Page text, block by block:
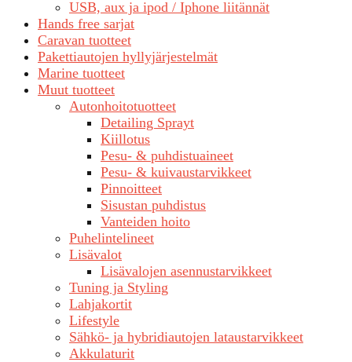
USB, aux ja ipod / Iphone liitännät
Hands free sarjat
Caravan tuotteet
Pakettiautojen hyllyjärjestelmät
Marine tuotteet
Muut tuotteet
Autonhoitotuotteet
Detailing Sprayt
Kiillotus
Pesu- & puhdistuaineet
Pesu- & kuivaustarvikkeet
Pinnoitteet
Sisustan puhdistus
Vanteiden hoito
Puhelintelineet
Lisävalot
Lisävalojen asennustarvikkeet
Tuning ja Styling
Lahjakortit
Lifestyle
Sähkö- ja hybridiautojen lataustarvikkeet
Akkulaturit